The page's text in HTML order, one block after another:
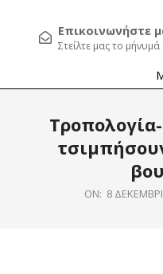
Επικοινωνήστε
Στείλτε μας το
Navigation
ON: 8